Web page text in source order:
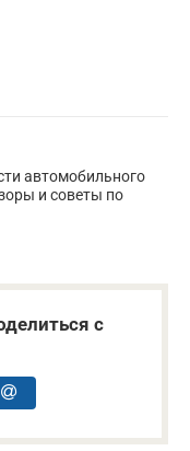
автомобильного
и советы по
с